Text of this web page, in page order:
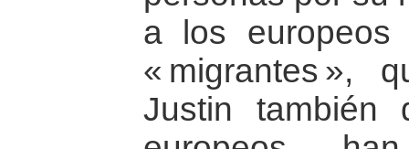
a los
« migrantes
Justin